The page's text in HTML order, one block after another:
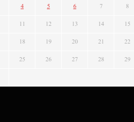
4 5 6 7 8
11 12 13 14 15
18 19 20 21 22
25 26 27 28 29